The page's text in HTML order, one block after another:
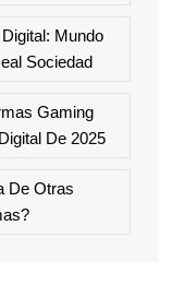
Mundo
Sociedad
Gaming
De 2025
De Otras